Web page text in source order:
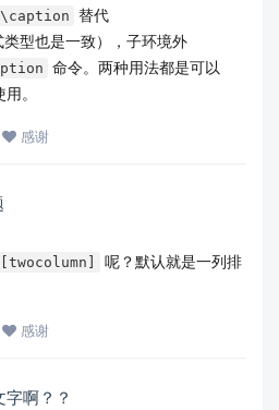
\caption 替代
类型也是一致），子环境外
命令。两种用法都是可以
。
感谢
[twocolumn]
呢？默认就是一列排
感谢
啊？？